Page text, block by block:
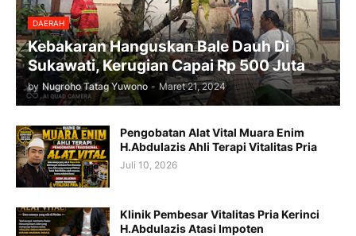
DAERAH
Kebakaran Hanguskan Bale Dauh Di
Sukawati, Kerugian Capai Rp 500 Juta
by Nugroho Tatag Yuwono - Maret 21, 2024
Pengobatan Alat Vital Muara Enim
H.Abdulazis Ahli Terapi Vitalitas Pria
Juli 10, 2026
Klinik Pembesar Vitalitas Pria Kerinci
H.Abdulazis Atasi Impoten